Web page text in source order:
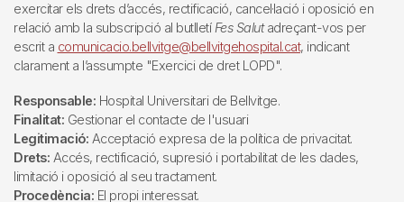
exercitar els drets d’accés, rectificació, cancel·lació i oposició en
relació amb la subscripció al butlletí Fes Salutadreçant-vos per
escrit a comunicacio.bellvitge@bellvitgehospital.cat, indicant
clarament a l’assumpte "Exercici de dret LOPD".
Responsable: Hospital Universitari de Bellvitge.
Finalitat: Gestionar el contacte de l'usuari
Legitimació: Acceptació expresa de la política de privacitat.
Drets: Accés, rectificació, supresió i portabilitat de les dades,
limitació i oposició al seu tractament.
Procedència: El propi interessat.